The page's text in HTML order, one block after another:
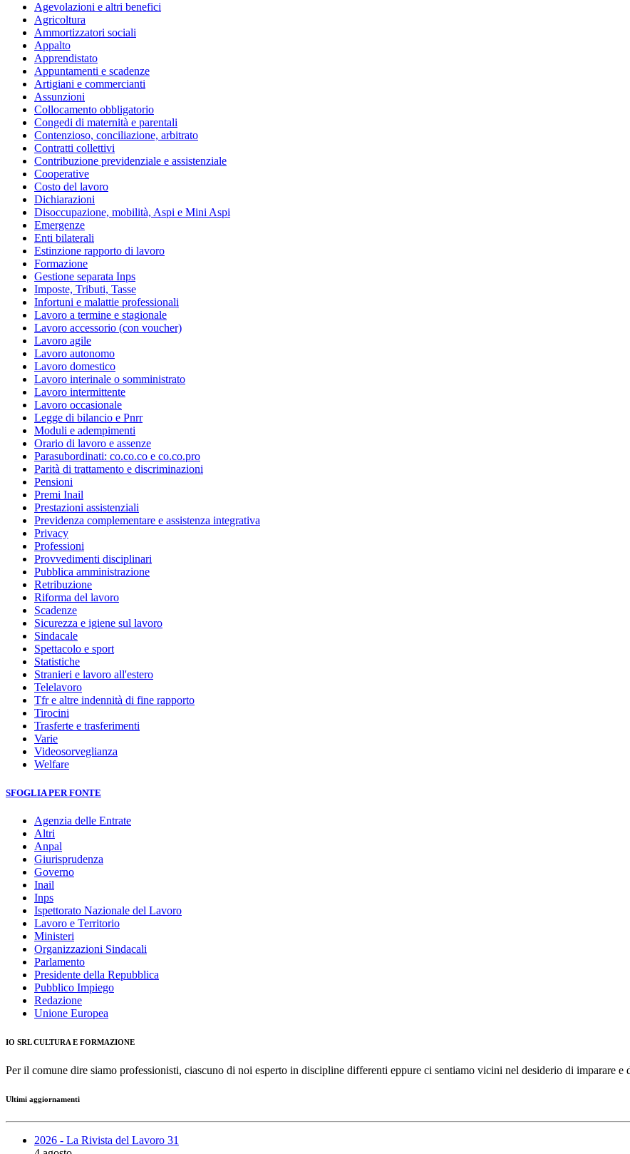
Agevolazioni e altri benefici
Agricoltura
Ammortizzatori sociali
Appalto
Apprendistato
Appuntamenti e scadenze
Artigiani e commercianti
Assunzioni
Collocamento obbligatorio
Congedi di maternità e parentali
Contenzioso, conciliazione, arbitrato
Contratti collettivi
Contribuzione previdenziale e assistenziale
Cooperative
Costo del lavoro
Dichiarazioni
Disoccupazione, mobilità, Aspi e Mini Aspi
Emergenze
Enti bilaterali
Estinzione rapporto di lavoro
Formazione
Gestione separata Inps
Imposte, Tributi, Tasse
Infortuni e malattie professionali
Lavoro a termine e stagionale
Lavoro accessorio (con voucher)
Lavoro agile
Lavoro autonomo
Lavoro domestico
Lavoro interinale o somministrato
Lavoro intermittente
Lavoro occasionale
Legge di bilancio e Pnrr
Moduli e adempimenti
Orario di lavoro e assenze
Parasubordinati: co.co.co e co.co.pro
Parità di trattamento e discriminazioni
Pensioni
Premi Inail
Prestazioni assistenziali
Previdenza complementare e assistenza integrativa
Privacy
Professioni
Provvedimenti disciplinari
Pubblica amministrazione
Retribuzione
Riforma del lavoro
Scadenze
Sicurezza e igiene sul lavoro
Sindacale
Spettacolo e sport
Statistiche
Stranieri e lavoro all'estero
Telelavoro
Tfr e altre indennità di fine rapporto
Tirocini
Trasferte e trasferimenti
Varie
Videosorveglianza
Welfare
SFOGLIA PER FONTE
Agenzia delle Entrate
Altri
Anpal
Giurisprudenza
Governo
Inail
Inps
Ispettorato Nazionale del Lavoro
Lavoro e Territorio
Ministeri
Organizzazioni Sindacali
Parlamento
Presidente della Repubblica
Pubblico Impiego
Redazione
Unione Europea
IO SRL CULTURA E FORMAZIONE
Per il comune dire siamo professionisti, ciascuno di noi esperto in discipline differenti eppure ci sentiamo vicini nel desiderio di imparare e
Ultimi aggiornamenti
2026 - La Rivista del Lavoro 31